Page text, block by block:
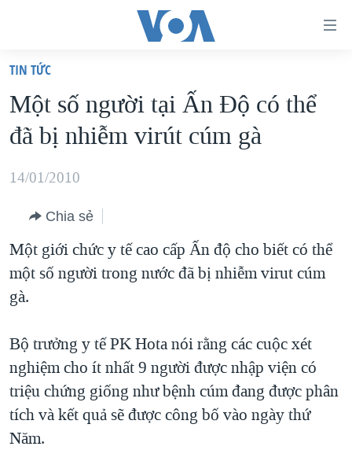
truy
cập
Tới
dung
chính
điều
hướng
chính
tới
"Tìm"
VIỆT NAM
HOA KỲ
BIỂN ĐÔNG
BLOG
DIỄN ĐÀN
MỤC
VẠCH TRẦN TIN GIẢ
NGƯỜI VIỆT HẢI NGOẠI
ĐỜI SỐNG
CHUYÊN ĐỀ
CHIẾN TRANH THƯƠNG MẠI CỦA MỸ: QUÁ KHỨ VÀ HIỆN
HÀNH TRÌNH BẦU CỬ 2024
MỘT NĂM CHIẾN TRANH TẠI DẢI GAZA
GIẢI MÃ VÀNH ĐAI & CON ĐƯỜNG
HỌC TIẾNG ANH
VIDEO
NGHE
MẠNG XÃ HỘI
TIN TỨC
Một số người tại Ấn Ðộ có thể
đã bị nhiễm virút cúm gà
14/01/2010
Chia sẻ
Một giới chức y tế cao cấp Ấn độ cho biết có thể
một số người trong nước đã bị nhiễm virut cúm
gà.
Bộ trưởng y tế PK Hota nói rằng các cuộc xét
nghiệm cho ít nhất 9 người được nhập viện có
triệu chứng giống như bệnh cúm đang được phân
tích và kết quả sẽ được công bố vào ngày thứ
Năm.